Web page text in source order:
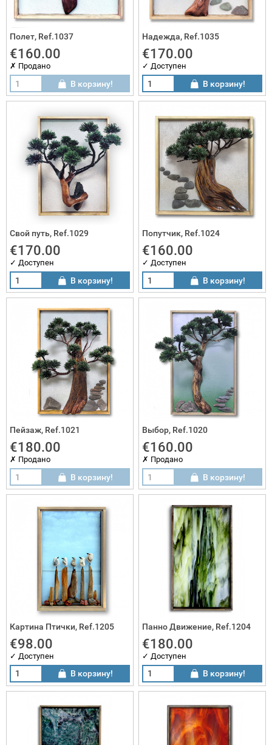
Полет, Ref.1037
€160.00
✗ Продано
В корзину!
Надежда, Ref.1035
€170.00
✓ Доступен
В корзину!
Свой путь, Ref.1029
€170.00
✓ Доступен
В корзину!
Попутчик, Ref.1024
€160.00
✓ Доступен
В корзину!
Пейзаж, Ref.1021
€180.00
✗ Продано
В корзину!
Выбор, Ref.1020
€160.00
✗ Продано
В корзину!
Картина Птички, Ref.1205
€98.00
✓ Доступен
В корзину!
Панно Движение, Ref.1204
€180.00
✓ Доступен
В корзину!
подарки
бонсаи